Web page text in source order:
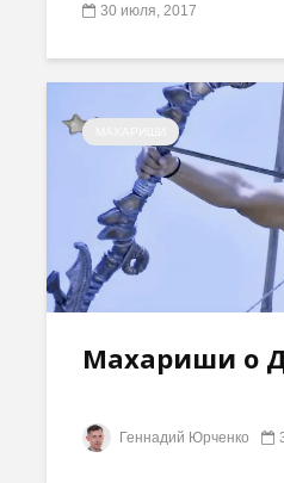
30 июля, 2017
Махариши о
Геннадий Юрченко